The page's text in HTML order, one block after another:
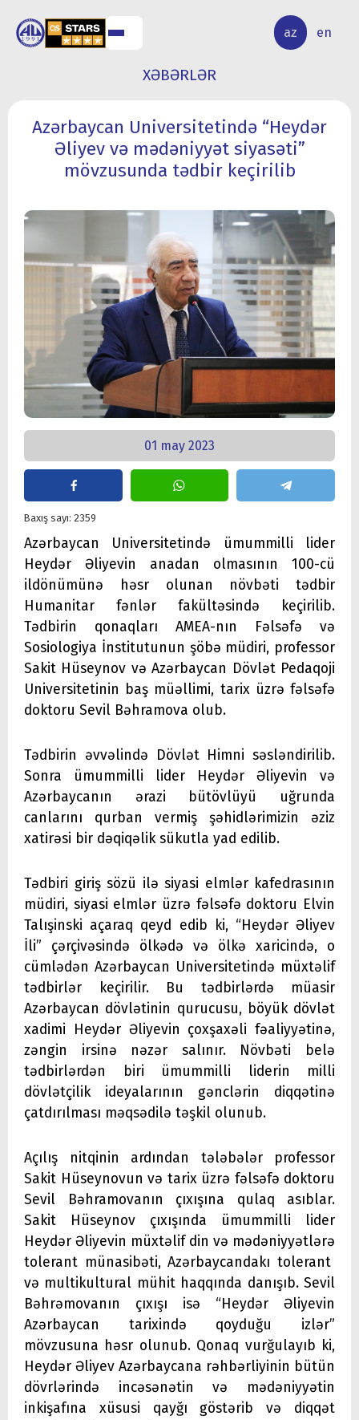
az en
ELMİ
TƏDQİQAT
XƏBƏRLƏR
Azərbaycan Universitetində “Heydər
Əliyev və mədəniyyət siyasəti”
mövzusunda tədbir keçirilib
01 may 2023
Baxış sayı: 2359
Azərbaycan Universitetində ümummilli lider
Heydər Əliyevin anadan olmasının 100-cü
ildönümünə həsr olunan növbəti tədbir
Humanitar fənlər fakültəsində keçirilib.
Tədbirin qonaqları AMEA-nın Fəlsəfə və
Sosiologiya İnstitutunun şöbə müdiri, professor
Sakit Hüseynov və Azərbaycan Dövlət Pedaqoji
Universitetinin baş müəllimi, tarix üzrə fəlsəfə
doktoru Sevil Bəhramova olub.
Tədbirin əvvəlində Dövlət Himni səsləndirilib.
Sonra ümummilli lider Heydər Əliyevin və
Azərbaycanın ərazi bütövlüyü uğrunda
canlarını qurban vermiş şəhidlərimizin əziz
xatirəsi bir dəqiqəlik sükutla yad edilib.
Tədbiri giriş sözü ilə siyasi elmlər kafedrasının
müdiri, siyasi elmlər üzrə fəlsəfə doktoru Elvin
Talışinski açaraq qeyd edib ki, “Heydər Əliyev
İli” çərçivəsində ölkədə və ölkə xaricində, o
cümlədən Azərbaycan Universitetində müxtəlif
tədbirlər keçirilir. Bu tədbirlərdə müasir
Azərbaycan dövlətinin qurucusu, böyük dövlət
xadimi Heydər Əliyevin çoxşaxəli fəaliyyətinə,
zəngin irsinə nəzər salınır. Növbəti belə
tədbirlərdən biri ümummilli liderin milli
dövlətçilik ideyalarının gənclərin diqqətinə
çatdırılması məqsədilə təşkil olunub.
Açılış nitqinin ardından tələbələr professor
Sakit Hüseynovun və tarix üzrə fəlsəfə doktoru
Sevil Bəhramovanın çıxışına qulaq asıblar.
Sakit Hüseynov çıxışında ümummilli lider
Heydər Əliyevin müxtəlif din və mədəniyyətlərə
tolerant münasibəti, Azərbaycandakı tolerant
və multikultural mühit haqqında danışıb. Sevil
Bəhrəmovanın çıxışı isə “Heydər Əliyevin
Azərbaycan tarixində qoyduğu izlər”
mövzusuna həsr olunub. Qonaq vurğulayıb ki,
Heydər Əliyev Azərbaycana rəhbərliyinin bütün
dövrlərində incəsənətin və mədəniyyətin
inkişafına xüsusi qayğı göstərib və diqqət